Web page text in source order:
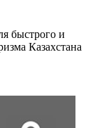
быстрого и
Казахстана